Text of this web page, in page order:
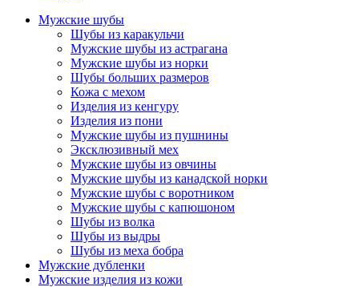
Мужские шубы
Шубы из каракульчи
Мужские шубы из астрагана
Мужские шубы из норки
Шубы больших размеров
Кожа с мехом
Изделия из кенгуру
Изделия из пони
Мужские шубы из пушнины
Эксклюзивный мех
Мужские шубы из овчины
Мужские шубы из канадской норки
Мужские шубы с воротником
Мужские шубы с капюшоном
Шубы из волка
Шубы из выдры
Шубы из меха бобра
Мужские дубленки
Мужские изделия из кожи